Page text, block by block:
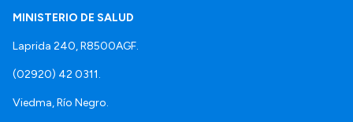
MINISTERIO DE SALUD
Laprida 240, R8500AGF.
(02920) 42 0311.
Viedma, Río Negro.